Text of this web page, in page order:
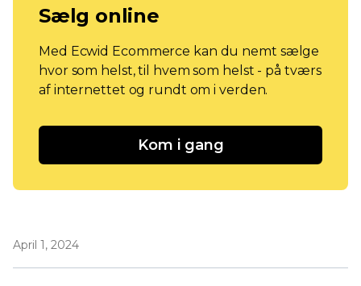
Sælg online
Med Ecwid Ecommerce kan du nemt sælge
hvor som helst, til hvem som helst - på tværs
af internettet og rundt om i verden.
Kom i gang
April 1, 2024